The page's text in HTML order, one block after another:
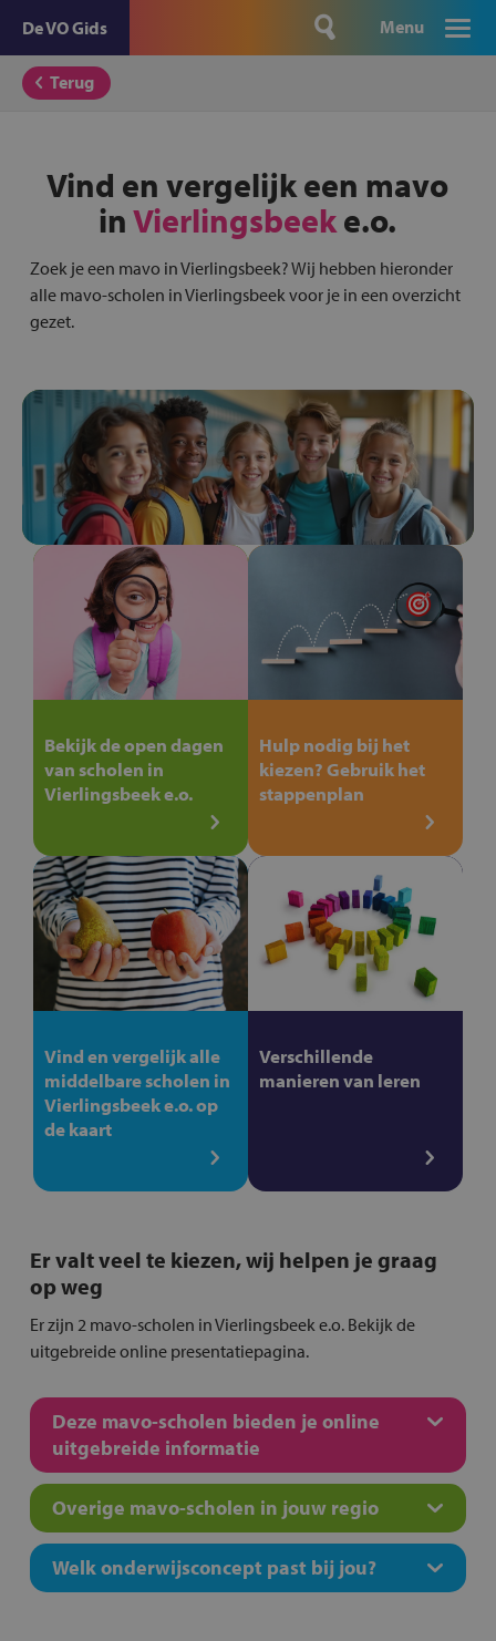
De VO Gids Menu
Terug
Vind en vergelijk een mavo
inVierlingsbeeke.o.
Zoek je een mavo in Vierlingsbeek? Wij hebben hieronder
alle mavo-scholen in Vierlingsbeek voor je in een overzicht
gezet.
Bekijk de open dagen
van scholen in
Vierlingsbeek e.o.
Hulp nodig bij het
kiezen? Gebruik het
stappenplan
Vind en vergelijk alle
middelbare scholen in
Vierlingsbeek e.o. op
de kaart
Verschillende
manieren van leren
Er valt veel te kiezen, wij helpen je graag
op weg
Er zijn 2 mavo-scholen in Vierlingsbeek e.o. Bekijk de
uitgebreide online presentatiepagina.
Deze mavo-scholen bieden je online
uitgebreide informatie
Overige mavo-scholen in jouw regio
Welk onderwijsconcept past bij jou?